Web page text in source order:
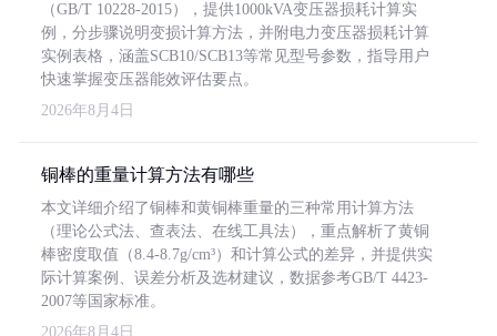
（GB/T 10228-2015），提供1000kVA变压器损耗计算实
例，分步骤说明变损计算方法，并附电力变压器损耗计算
实例表格，涵盖SCB10/SCB13等常见型号参数，指导用户
快速掌握变压器能效评估要点。
2026年8月4日
铜棒的重量计算方法有哪些
本文详细介绍了铜棒和黄铜棒重量的三种常用计算方法
（理论公式法、查表法、在线工具法），重点解析了黄铜
棒密度取值（8.4-8.7g/cm³）和计算公式的差异，并提供实
际计算案例、误差分析及选材建议，数据参考GB/T 4423-
2007等国家标准。
2026年8月4日